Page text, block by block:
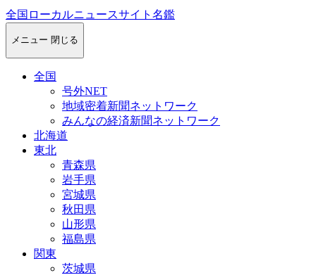
全国ローカルニュースサイト名鑑
メニュー 閉じる
全国
号外NET
地域密着新聞ネットワーク
みんなの経済新聞ネットワーク
北海道
東北
青森県
岩手県
宮城県
秋田県
山形県
福島県
関東
茨城県